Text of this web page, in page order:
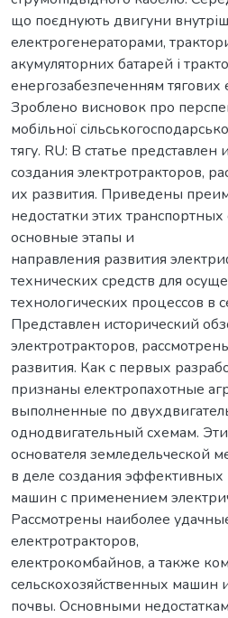
що поєднують двигуни
електрогенераторами,
акумуляторних батарей і
енергозабезпеченням тягових
Зроблено висновок про
мобільної
тягу. RU: В статье
создания электротракторов,
их развития. Приведены
недостатки этих
основные этапы и
направления развития
технических средств для
технологических процессов в
Представлен исторический
электротракторов,
развития. Как с первых
признаны електропахотные
выполненные по
однодвигательный схемам.
основателя земледельческой
в деле создания
машин с применением
Рассмотрены наиболее
електротракторов,
електрокомбайнов, а также
сельскохозяйственных машин
почвы. Основными